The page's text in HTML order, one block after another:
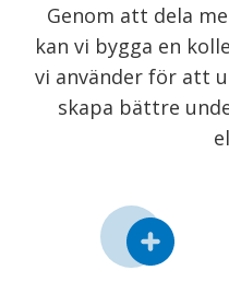
Genom att dela
kan vi bygga en
vi använder för att
skapa bättre